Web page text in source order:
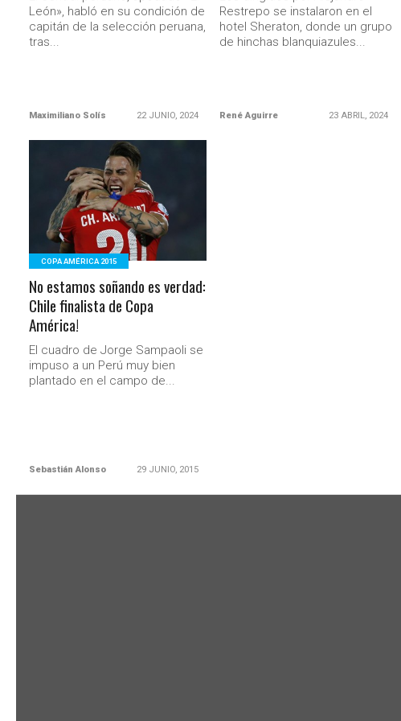
León», habló en su condición de
capitán de la selección peruana,
tras...
Maximiliano Solís 22 JUNIO, 2024
Restrepo se instalaron en el
hotel Sheraton, donde un grupo
de hinchas blanquiazules...
René Aguirre 23 ABRIL, 2024
LEER MÁS
COPA AMÉRICA 2015
No estamos soñando es verdad:
Chile finalista de Copa
América!
El cuadro de Jorge Sampaoli se
impuso a un Perú muy bien
plantado en el campo de...
Sebastián Alonso 29 JUNIO, 2015